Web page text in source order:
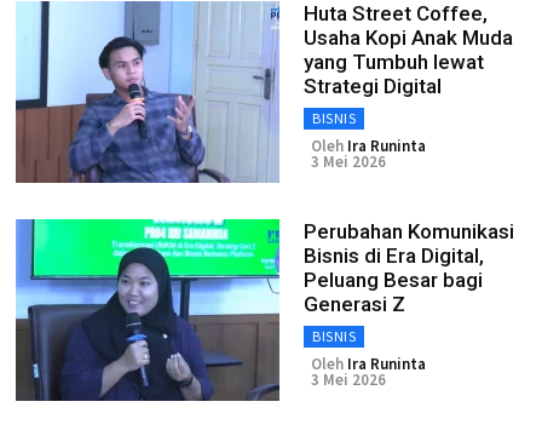
Huta Street Coffee,
Usaha Kopi Anak Muda
yang Tumbuh lewat
Strategi Digital
BISNIS
Oleh Ira Runinta
3 Mei 2026
Perubahan Komunikasi
Bisnis di Era Digital,
Peluang Besar bagi
Generasi Z
BISNIS
Oleh Ira Runinta
3 Mei 2026